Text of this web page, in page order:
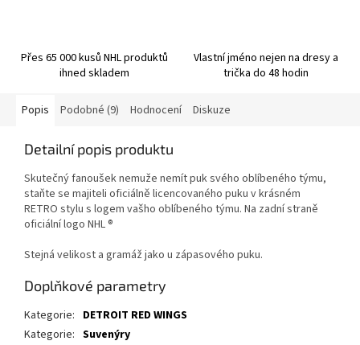
Přes 65 000 kusů NHL produktů
ihned skladem
Vlastní jméno nejen na dresy a
trička do 48 hodin
Popis Podobné (9) Hodnocení Diskuze
Detailní popis produktu
Skutečný fanoušek nemuže nemít puk svého oblíbeného týmu,
staňte se majiteli oficiálně licencovaného puku v krásném
RETRO stylu s logem vašho oblíbeného týmu. Na zadní straně
oficiální logo NHL ®
Stejná velikost a gramáž jako u zápasového puku.
Doplňkové parametry
Kategorie: DETROIT RED WINGS
Kategorie: Suvenýry